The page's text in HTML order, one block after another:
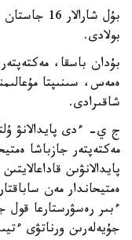
بۇل
بولادى.
بۇدان باسقا،
ەمەس، سىنىپتا
شاقىرادى.
ج ي- ءدى پايدالانۋ
مەكتەپتەر جازباشا
پايدالانۋىن
ەمتيحاندار مەن
ءبىر رەسۋرستارعا
جۇيەلەرىن ورناتۋى